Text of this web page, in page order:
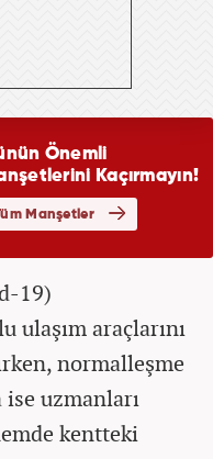
19)
ulaşım araçlarını
normalleşme
uzmanları
kentteki